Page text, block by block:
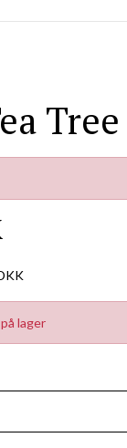
Tree
lager